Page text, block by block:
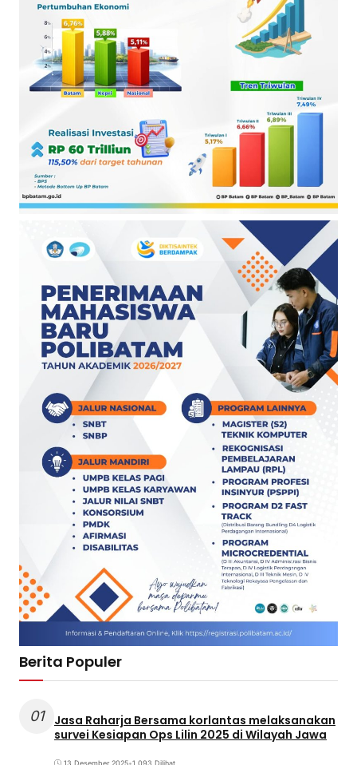
Berita Populer
01
Jasa Raharja Bersama korlantas melaksanakan
survei Kesiapan Ops Lilin 2025 di Wilayah Jawa
13 Desember 2025•1.093 Dilihat